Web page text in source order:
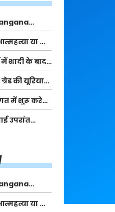
Viral
protestया कोई बड़ा राज?
शादी के बाद
किसने
की यूरिया
ग्रेड में
में शुरू करे
से शुरू करे।
उपरांत
Viral
protestया कोई बड़ा राज?